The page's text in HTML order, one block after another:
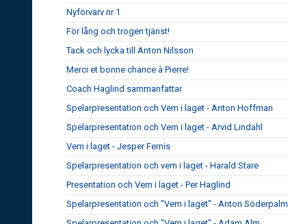
Nyförvärv nr 1
För lång och trogen tjänst!
Tack och lycka till Anton Nilsson
Merci et bonne chance à Pierre!
Coach Haglind sammanfattar
Spelarpresentation och Vem i laget - Anton Hoffman
Spelarpresentation och Vem i laget - Arvid Lindahl
Vem i laget - Jesper Fernis
Spelarpresentation och vem i laget - Harald Stare
Presentation och Vem i laget - Per Haglind
Spelarpresentation och "Vem i laget" - Anton Söderpalm